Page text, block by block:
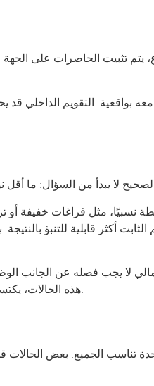
يتم تثبيت الحاصرات على
بواقعية. التقويم الداخلي قد
الصحيح لا يبدأ من السؤال: ما
نسبيًا، مثل فراغات خفيفة أو
الثابت أكثر قابلية للتنبؤ
لا يجب فصله عن الجانب
هذه الحالات، يكتسب وجود فريق متعدد التخصصات ميزة حقيقية، لأن النتيجة النهائية لا تُقاس باستقامة الأسنان فقط، بل بانسجام الابتسامة ككل.
تناسب الجميع. بعض الحالات